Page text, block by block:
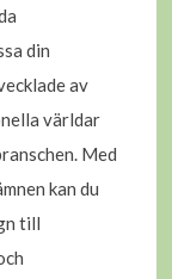
din
av
världar
Med
kan du
till